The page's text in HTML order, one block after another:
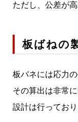
ただし、公差が
板ばねの
板バネには応力
その算出は非常
設計は行ってお